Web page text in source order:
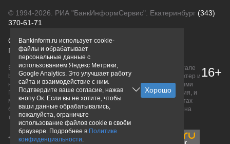
© 1994-2026. РИА "БанкИнформСервис". Екатеринбург (343)
370-61-71
О проектеПолитика конфиденциальности
Правовая информацияДля рекламодателей
Вся информация о продуктах банков, размещенная на портале
bankinform.ru, носит исключительно ознакомительный характер и
не является публичной офертой, определяемой положениями
ГК РФ. Информация не содержит точного и полного описания, и
может быть изменена. Конечные условия уточняйте на сайтах
банков или при личном обращении. Исключительное право на
товарные знаки принадлежит их правообладателям.
16+
Bankinform.ru использует cookie-
файлы и обрабатывает
персональные данные с
использованием Яндекс Метрики,
Google Analytics. Это улучшает работу
сайта и взаимодействие с ним.
Подтвердите ваше согласие, нажав
кнопу Ок. Если вы не хотите, чтобы
ваши данные обрабатывались,
пожалуйста, ограничьте
использование файлов cookie в своём
браузере. Подробнее в Политике
конфиденциальности.